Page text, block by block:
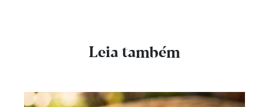
Leia também